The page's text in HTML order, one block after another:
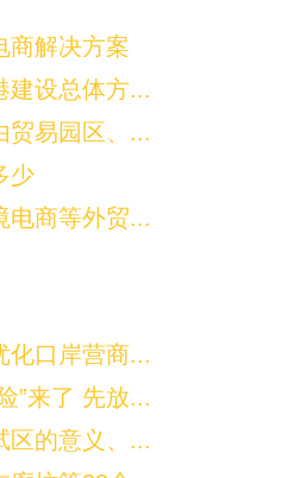
商解决方案
建设总体方...
贸易园区、...
少
电商等外贸...
化口岸营商...
”来了 先放...
区的意义、...